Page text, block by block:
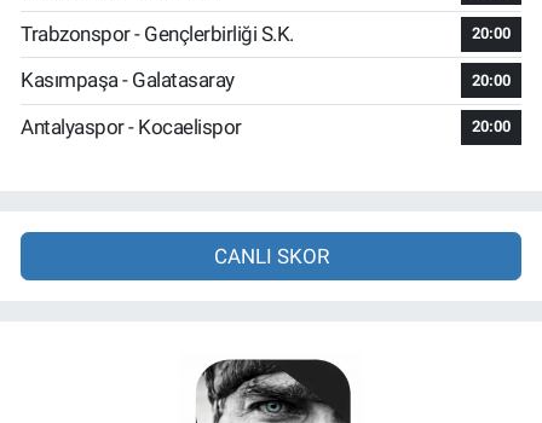
Trabzonspor - Gençlerbirliği S.K. 20:00
Kasımpaşa - Galatasaray 20:00
Antalyaspor - Kocaelispor 20:00
CANLI SKOR